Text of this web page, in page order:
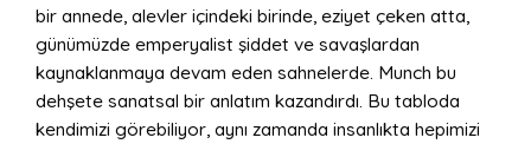
bir annede, alevler içindeki birinde, eziyet çeken atta,
günümüzde emperyalist şiddet ve savaşlardan
kaynaklanmaya devam eden sahnelerde. Munch bu
dehşete sanatsal bir anlatım kazandırdı. Bu tabloda
kendimizi görebiliyor, aynı zamanda insanlıkta hepimizi